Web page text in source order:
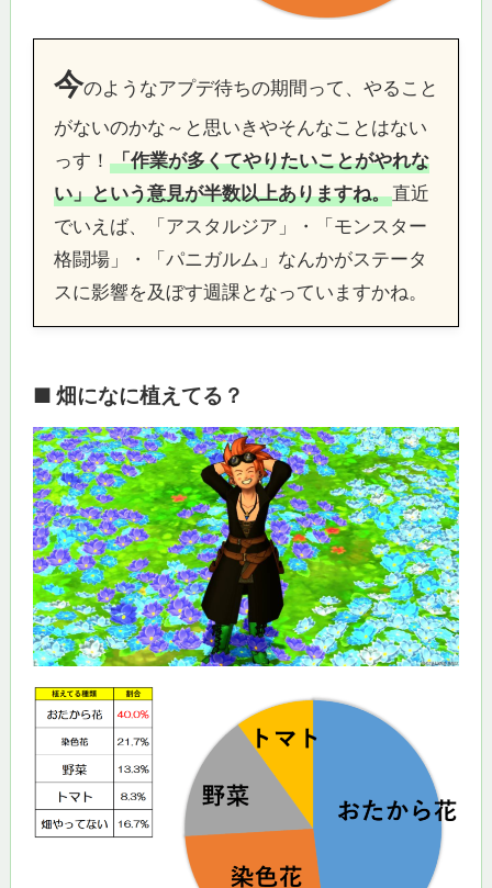
今のようなアプデ待ちの期間って、やること
がないのかな～と思いきやそんなことはない
っす！ 「作業が多くてやりたいことがやれな
い」という意見が半数以上ありますね。直近
でいえば、「アスタルジア」・「モンスター
格闘場」・「パニガルム」なんかがステータ
スに影響を及ぼす週課となっていますかね。
■ 畑になに植えてる？